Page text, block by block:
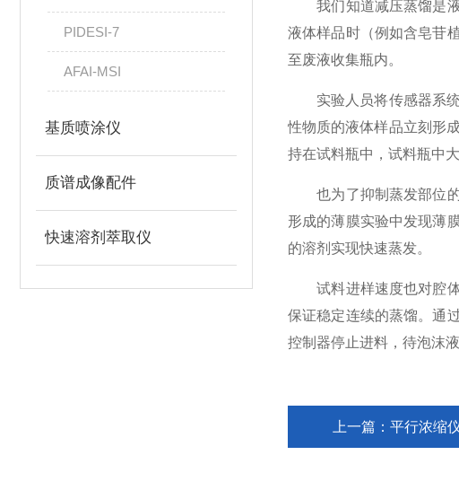
PIDESI-7
AFAI-MSI
基质喷涂仪
质谱成像配件
快速溶剂萃取仪
我们知道减压蒸馏是液
液体样品时（例如含皂苷
至废液收集瓶内。
实验人员将传感器系统
性物质的液体样品立刻形
持在试料瓶中，试料瓶中
也为了抑制蒸发部位的
形成的薄膜实验中发现薄
的溶剂实现快速蒸发。
试料进样速度也对腔体
保证稳定连续的蒸馏。通
控制器停止进料，待泡沫
上一篇： 平行浓缩